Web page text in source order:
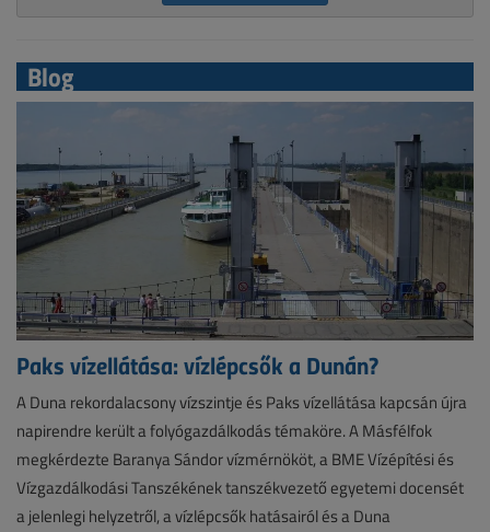
Blog
Paks vízellátása: vízlépcsők a Dunán?
A Duna rekordalacsony vízszintje és Paks vízellátása kapcsán újra
napirendre került a folyógazdálkodás témaköre. A Másfélfok
megkérdezte Baranya Sándor vízmérnököt, a BME Vízépítési és
Vízgazdálkodási Tanszékének tanszékvezető egyetemi docensét
a jelenlegi helyzetről, a vízlépcsők hatásairól és a Duna